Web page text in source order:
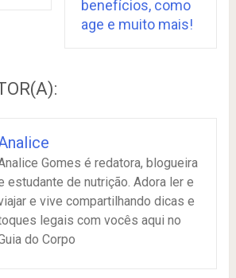
benefícios, como
age e muito mais!
Gomes é redatora, blogueira
estudante de nutrição. Adora ler e
e vive compartilhando dicas e
legais com vocês aqui no
do Corpo